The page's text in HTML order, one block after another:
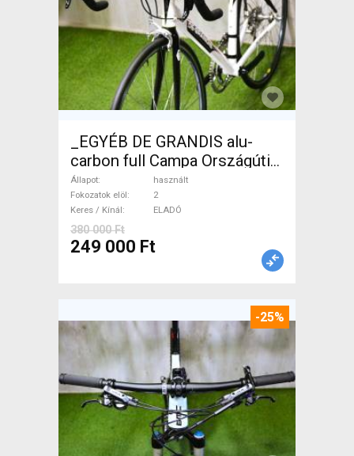
_EGYÉB DE GRANDIS alu-
carbon full Campa Országúti
használt ELADÓ
Állapot
használt
Fokozatok elöl
2
Keres / Kínál
ELADÓ
380 000 Ft
249 000 Ft
-25%